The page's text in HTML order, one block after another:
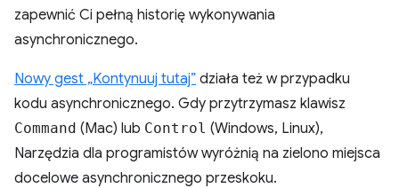
zapewnić Ci pełną historię wykonywania
asynchronicznego.
Nowy gest „Kontynuuj tutaj” działa też w przypadku
kodu asynchronicznego. Gdy przytrzymasz klawisz
Command (Mac) lub Control (Windows, Linux),
Narzędzia dla programistów wyróżnią na zielono miejsca
docelowe asynchronicznego przeskoku.